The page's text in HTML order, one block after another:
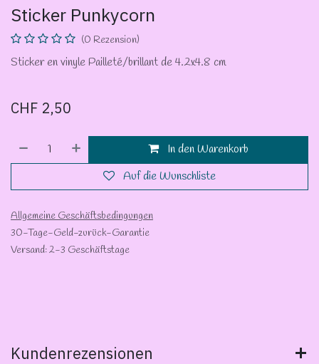
Sticker Punkycorn
(0 Rezension)
Sticker en vinyle Pailleté/brillant de 4.2x4.8 cm
CHF 2,50
In den Warenkorb
Auf die Wunschliste
Allgemeine Geschäftsbedingungen
30-Tage-Geld-zurück-Garantie
Versand: 2-3 Geschäftstage
Kundenrezensionen